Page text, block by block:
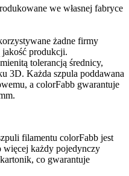
we własnej fabryce
żadne firmy
jakość produkcji.
tolerancją średnicy,
3D. Każda szpula poddawana
a colorFabb gwarantuje
filamentu colorFabb jest
więcej każdy pojedynczy
co gwarantuje